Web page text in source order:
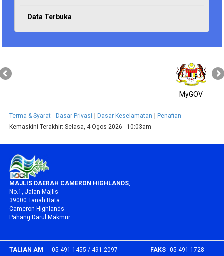
Data Terbuka
MyGOV
Terma & Syarat Dasar Privasi Dasar Keselamatan
Penafian
Kemaskini Terakhir:Selasa, 4 Ogos 2026 - 10:03am
MAJLIS DAERAH CAMERON HIGHLANDS,
No.1, Jalan Majlis
39000 Tanah Rata
Cameron Highlands
Pahang Darul Makmur
TALIAN AM 05-491 1455 / 491 2097 FAKS
05-491 1728